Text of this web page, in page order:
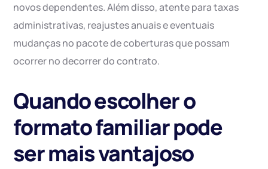
novos dependentes. Além disso, atente para taxas
administrativas, reajustes anuais e eventuais
mudanças no pacote de coberturas que possam
ocorrer no decorrer do contrato.
Quando escolher o
formato familiar pode
ser mais vantajoso